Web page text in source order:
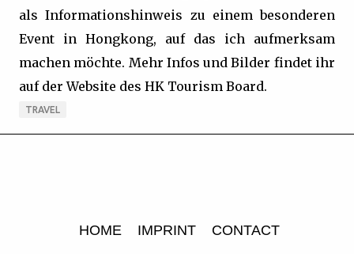
als Informationshinweis zu einem besonderen
Event in Hongkong, auf das ich aufmerksam
machen möchte. Mehr Infos und Bilder findet ihr
auf der Website des HK Tourism Board.
TRAVEL
HOME IMPRINT CONTACT